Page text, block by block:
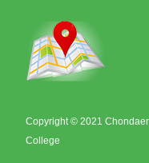
Copyright © 2021
College